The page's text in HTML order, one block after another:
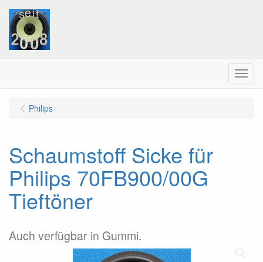
Menu
Philips
Schaumstoff Sicke für
Philips 70FB900/00G
Tieftöner
Auch verfügbar in Gummi.